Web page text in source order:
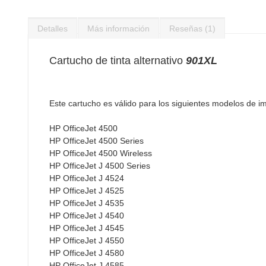
comienzo
Detalles
Cartucho de tinta alternativo 901XL
Este cartucho es válido para los siguientes modelos de
HP OfficeJet 4500
HP OfficeJet 4500 Series
HP OfficeJet 4500 Wireless
HP OfficeJet J 4500 Series
HP OfficeJet J 4524
HP OfficeJet J 4525
HP OfficeJet J 4535
HP OfficeJet J 4540
HP OfficeJet J 4545
HP OfficeJet J 4550
HP OfficeJet J 4580
Más información Reseñas 1